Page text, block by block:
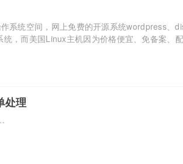
系统空间，网上免费的开源系统wordpress、
，而美国Linux主机因为价格便宜、免备案、
空间、无限流量以及无限网站的服务，并且支
...
处理